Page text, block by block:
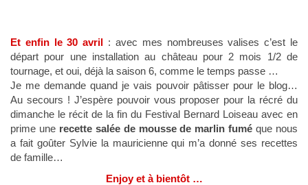
Et enfin le 30 avril : avec mes nombreuses valises c’est le
départ pour une installation au château pour 2 mois 1/2 de
tournage, et oui, déjà la saison 6, comme le temps passe …
Je me demande quand je vais pouvoir pâtisser pour le blog…
Au secours ! J’espère pouvoir vous proposer pour la récré du
dimanche le récit de la fin du Festival Bernard Loiseau avec en
prime une recette salée de mousse de marlin fumé que nous
a fait goûter Sylvie la mauricienne qui m’a donné ses recettes
de famille…
Enjoy et à bientôt …